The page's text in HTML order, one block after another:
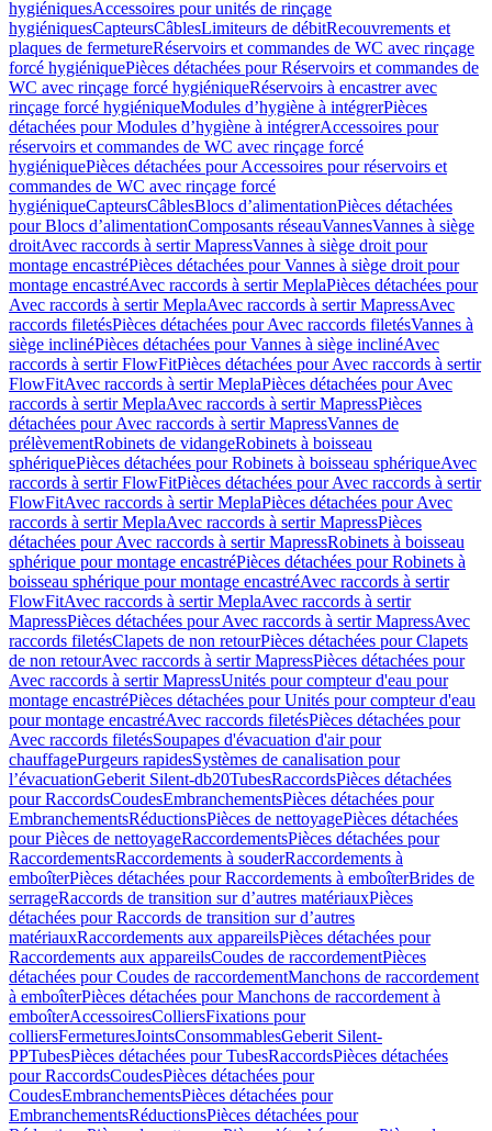
hygiéniquesAccessoires pour unités de rinçage
hygiéniquesCapteursCâblesLimiteurs de débitRecouvrements et
plaques de fermetureRéservoirs et commandes de WC avec rinçage
forcé hygiéniquePièces détachées pour Réservoirs et commandes de
WC avec rinçage forcé hygiéniqueRéservoirs à encastrer avec
rinçage forcé hygiéniqueModules d’hygiène à intégrerPièces
détachées pour Modules d’hygiène à intégrerAccessoires pour
réservoirs et commandes de WC avec rinçage forcé
hygiéniquePièces détachées pour Accessoires pour réservoirs et
commandes de WC avec rinçage forcé
hygiéniqueCapteursCâblesBlocs d’alimentationPièces détachées
pour Blocs d’alimentationComposants réseauVannesVannes à siège
droitAvec raccords à sertir MapressVannes à siège droit pour
montage encastréPièces détachées pour Vannes à siège droit pour
montage encastréAvec raccords à sertir MeplaPièces détachées pour
Avec raccords à sertir MeplaAvec raccords à sertir MapressAvec
raccords filetésPièces détachées pour Avec raccords filetésVannes à
siège inclinéPièces détachées pour Vannes à siège inclinéAvec
raccords à sertir FlowFitPièces détachées pour Avec raccords à sertir
FlowFitAvec raccords à sertir MeplaPièces détachées pour Avec
raccords à sertir MeplaAvec raccords à sertir MapressPièces
détachées pour Avec raccords à sertir MapressVannes de
prélèvementRobinets de vidangeRobinets à boisseau
sphériquePièces détachées pour Robinets à boisseau sphériqueAvec
raccords à sertir FlowFitPièces détachées pour Avec raccords à sertir
FlowFitAvec raccords à sertir MeplaPièces détachées pour Avec
raccords à sertir MeplaAvec raccords à sertir MapressPièces
détachées pour Avec raccords à sertir MapressRobinets à boisseau
sphérique pour montage encastréPièces détachées pour Robinets à
boisseau sphérique pour montage encastréAvec raccords à sertir
FlowFitAvec raccords à sertir MeplaAvec raccords à sertir
MapressPièces détachées pour Avec raccords à sertir MapressAvec
raccords filetésClapets de non retourPièces détachées pour Clapets
de non retourAvec raccords à sertir MapressPièces détachées pour
Avec raccords à sertir MapressUnités pour compteur d'eau pour
montage encastréPièces détachées pour Unités pour compteur d'eau
pour montage encastréAvec raccords filetésPièces détachées pour
Avec raccords filetésSoupapes d'évacuation d'air pour
chauffagePurgeurs rapidesSystèmes de canalisation pour
l’évacuationGeberit Silent-db20TubesRaccordsPièces détachées
pour RaccordsCoudesEmbranchementsPièces détachées pour
EmbranchementsRéductionsPièces de nettoyagePièces détachées
pour Pièces de nettoyageRaccordementsPièces détachées pour
RaccordementsRaccordements à souderRaccordements à
emboîterPièces détachées pour Raccordements à emboîterBrides de
serrageRaccords de transition sur d’autres matériauxPièces
détachées pour Raccords de transition sur d’autres
matériauxRaccordements aux appareilsPièces détachées pour
Raccordements aux appareilsCoudes de raccordementPièces
détachées pour Coudes de raccordementManchons de raccordement
à emboîterPièces détachées pour Manchons de raccordement à
emboîterAccessoiresColliersFixations pour
colliersFermeturesJointsConsommablesGeberit Silent-
PPTubesPièces détachées pour TubesRaccordsPièces détachées
pour RaccordsCoudesPièces détachées pour
CoudesEmbranchementsPièces détachées pour
EmbranchementsRéductionsPièces détachées pour